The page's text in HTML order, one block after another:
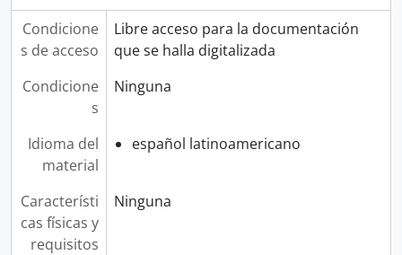
Condicione
s de acceso
Libre acceso para la documentación
que se halla digitalizada
Condicione
s
Ninguna
Idioma del
material
español latinoamericano
Característi
cas físicas y
requisitos
Ninguna